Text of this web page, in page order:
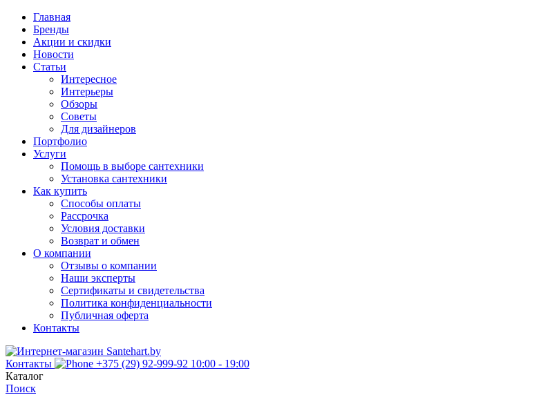
Главная
Бренды
Акции и скидки
Новости
Статьи
Интересное
Интерьеры
Обзоры
Советы
Для дизайнеров
Портфолио
Услуги
Помощь в выборе сантехники
Установка сантехники
Как купить
Способы оплаты
Рассрочка
Условия доставки
Возврат и обмен
О компании
Отзывы о компании
Наши эксперты
Сертификаты и свидетельства
Политика конфиденциальности
Публичная оферта
Контакты
Контакты +375 (29) 92-999-92 10:00 - 19:00
Каталог
Поиск